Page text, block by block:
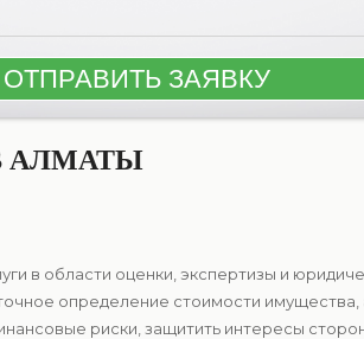
АЛМАТЫ
в области оценки, экспертизы и
определение стоимости
риски, защитить интересы